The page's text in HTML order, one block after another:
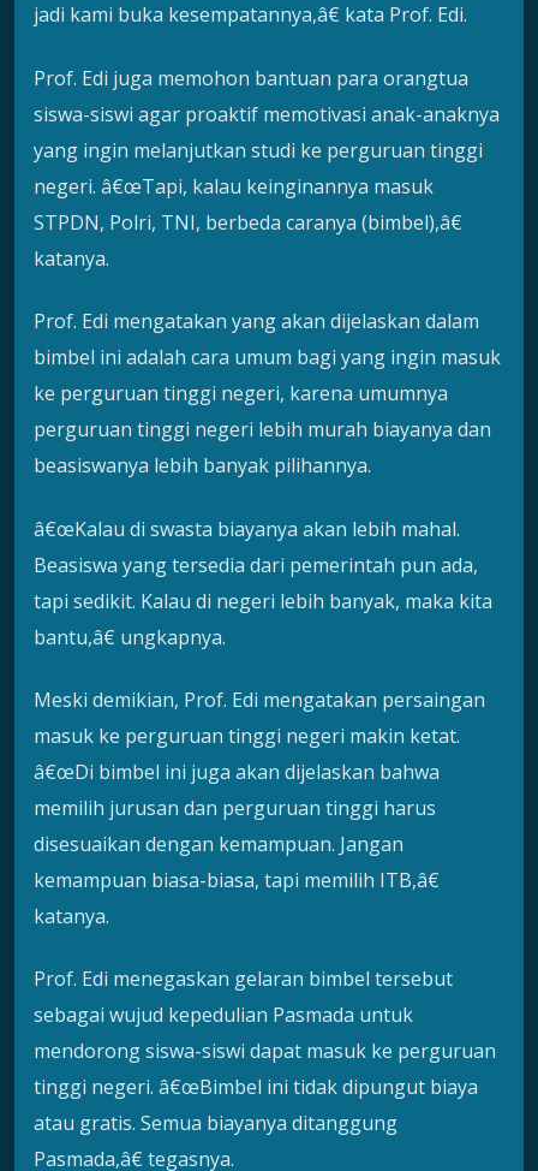
jadi kami buka kesempatannya,â€ kata Prof. Edi.
Prof. Edi juga memohon bantuan para orangtua
siswa-siswi agar proaktif memotivasi anak-anaknya
yang ingin melanjutkan studi ke perguruan tinggi
negeri. â€œTapi, kalau keinginannya masuk
STPDN, Polri, TNI, berbeda caranya (bimbel),â€
katanya.
Prof. Edi mengatakan yang akan dijelaskan dalam
bimbel ini adalah cara umum bagi yang ingin masuk
ke perguruan tinggi negeri, karena umumnya
perguruan tinggi negeri lebih murah biayanya dan
beasiswanya lebih banyak pilihannya.
â€œKalau di swasta biayanya akan lebih mahal.
Beasiswa yang tersedia dari pemerintah pun ada,
tapi sedikit. Kalau di negeri lebih banyak, maka kita
bantu,â€ ungkapnya.
Meski demikian, Prof. Edi mengatakan persaingan
masuk ke perguruan tinggi negeri makin ketat.
â€œDi bimbel ini juga akan dijelaskan bahwa
memilih jurusan dan perguruan tinggi harus
disesuaikan dengan kemampuan. Jangan
kemampuan biasa-biasa, tapi memilih ITB,â€
katanya.
Prof. Edi menegaskan gelaran bimbel tersebut
sebagai wujud kepedulian Pasmada untuk
mendorong siswa-siswi dapat masuk ke perguruan
tinggi negeri. â€œBimbel ini tidak dipungut biaya
atau gratis. Semua biayanya ditanggung
Pasmada,â€ tegasnya.